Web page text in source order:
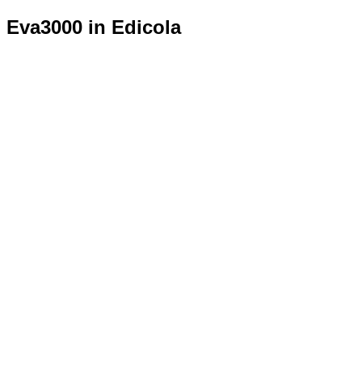
Eva3000 in Edicola